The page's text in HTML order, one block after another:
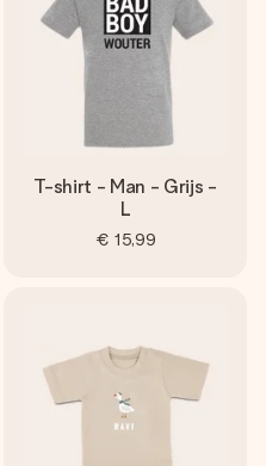
T-shirt - Man - Grijs -
L
€ 15,99